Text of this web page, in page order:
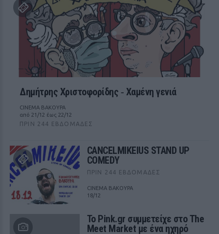
Δημήτρης Χριστοφορίδης ‑ Χαμένη γενιά
CINEMA ΒΑΚΟΥΡΑ
από 21/12 έως 22/12
ΠΡΙΝ 244 ΕΒΔΟΜΆΔΕΣ
CANCELMIKEIUS STAND UP
COMEDY
ΠΡΙΝ 244 ΕΒΔΟΜΆΔΕΣ
CINEMA ΒΑΚΟΥΡΑ
18/12
Το Pink.gr συμμετείχε στο The
Meet Market με ένα ηχηρό